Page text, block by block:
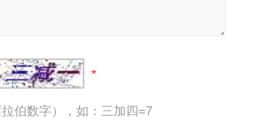
伯数字），如：三加四=7